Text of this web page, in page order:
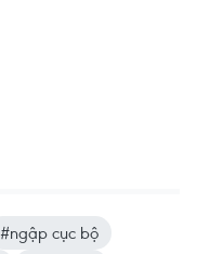
#ngập cục bộ